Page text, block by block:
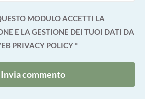
MODULO ACCETTI LA
E LA GESTIONE DEI TUOI DATI DA
PRIVACY POLICY*